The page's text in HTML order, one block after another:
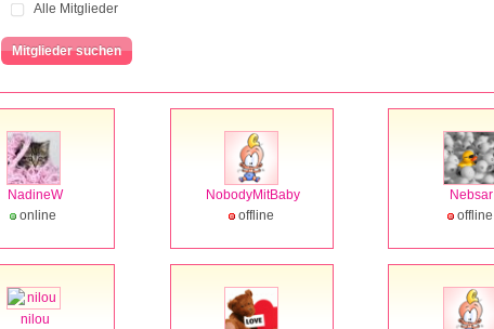
Alle Mitglieder
NadineW
online
NobodyMitBaby
offline
Nebsar
offline
nilou